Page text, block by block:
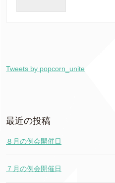
Tweets by popcorn_unite
最近の投稿
８月の例会開催日
７月の例会開催日